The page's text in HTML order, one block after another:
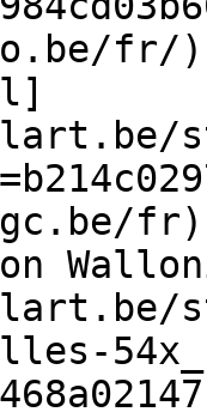
fr/)
fr)